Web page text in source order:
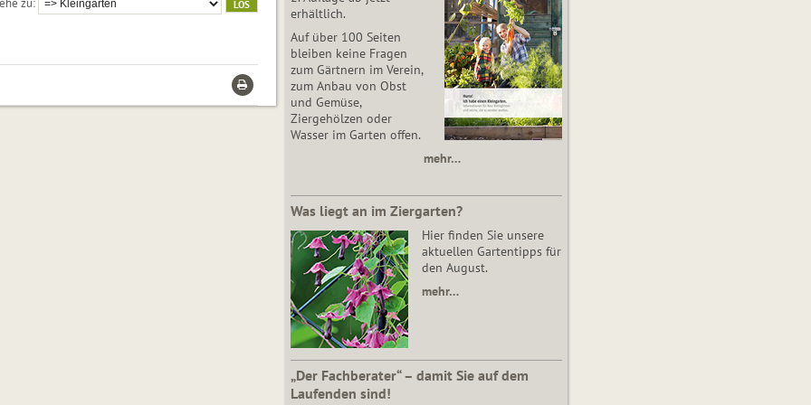
erhältlich.
Auf über 100 Seiten
bleiben keine Fragen
zum Gärtnern im Verein,
zum Anbau von Obst
und Gemüse,
Ziergehölzen oder
Wasser im Garten offen.
mehr…
Was liegt an im Ziergarten?
Hier finden Sie unsere
aktuellen Gartentipps für
den August.
mehr…
„Der Fachberater“ – damit Sie auf dem
Laufenden sind!